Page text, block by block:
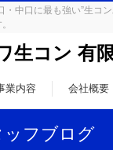
・中口に最も強い”
生コン 有
業内容 会社概要
ッフブログ